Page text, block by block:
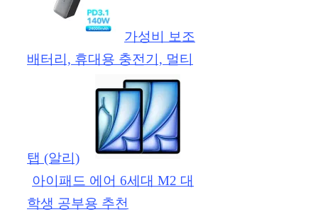
가성비 보조
배터리, 휴대용 충전기, 멀티
탭 (알리)
아이패드 에어 6세대 M2 대
학생 공부용 추천